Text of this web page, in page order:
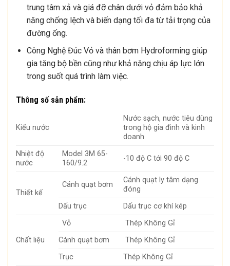
trung tâm xả và giá đỡ chân dưới vỏ đảm bảo khả
năng chống lệch và biến dạng tối đa từ tải trọng của
đường ống.
Công Nghệ Đúc Vỏ và thân bơm Hydroforming giúp
gia tăng bộ bền cũng như khả năng chịu áp lực lớn
trong suốt quá trình làm việc.
Thông số sản phẩm:
Kiểu nước
Nước sạch, nước tiêu dùng
trong hộ gia đình và kinh
doanh
Nhiệt độ
nước
Model 3M 65-
160/9.2
-10 độ C tới 90 độ C
Thiết kế
Cánh quạt bơm
Cánh quạt ly tâm dạng
đóng
Dấu trục
Dấu trục cơ khí kép
Chất liệu
Vỏ
Thép Không Gỉ
Cánh quạt bơm
Thép Không Gỉ
Trục
Thép Không Gỉ